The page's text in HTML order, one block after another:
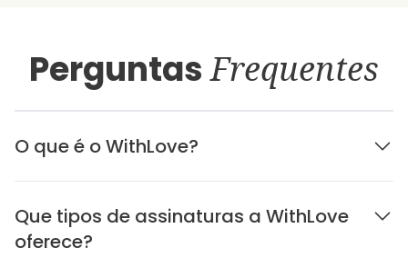
PerguntasFrequentes
O que é o WithLove?
Que tipos de assinaturas a WithLove
oferece?